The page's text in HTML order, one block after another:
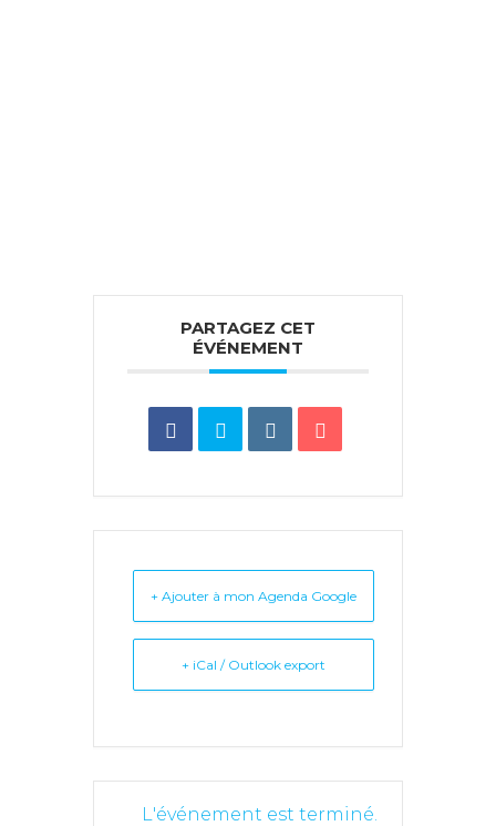
PARTAGEZ CET
ÉVÉNEMENT
+ Ajouter à mon Agenda Google
+ iCal / Outlook export
L'événement est terminé.